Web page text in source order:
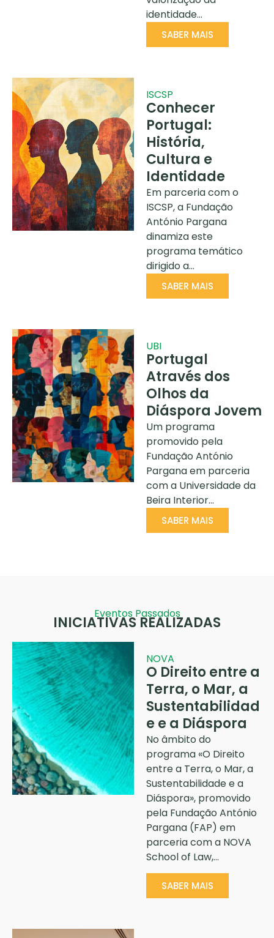
identidade…
SABER MAIS
ISCSP
Conhecer
Portugal:
História,
Cultura e
Identidade
Em parceria com o
ISCSP, a Fundação
António Pargana
dinamiza este
programa temático
dirigido a…
SABER MAIS
UBI
Portugal
Através dos
Olhos da
Diáspora Jovem
Um programa
promovido pela
Fundação António
Pargana em parceria
com a Universidade da
Beira Interior…
SABER MAIS
Eventos Passados
INICIATIVAS REALIZADAS
NOVA
O Direito entre a
Terra, o Mar, a
Sustentabilidad
e e a Diáspora
No âmbito do
programa «O Direito
entre a Terra, o Mar, a
Sustentabilidade e a
Diáspora», promovido
pela Fundação António
Pargana (FAP) em
parceria com a NOVA
School of Law,…
SABER MAIS